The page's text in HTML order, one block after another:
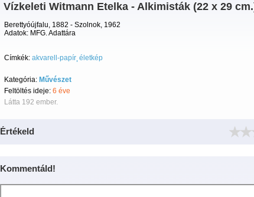
Vízkeleti Witmann Etelka - Alkimisták (22 x 29
Berettyóújfalu, 1882 - Szolnok, 1962
Adatok: MFG. Adattára
Címkék: akvarell-papír életkép
Kategória: Művészet
Feltöltés ideje: 6 éve
Látta 192 ember.
Értékeld
Kommentáld!